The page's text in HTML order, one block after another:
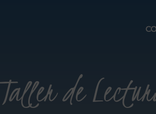
Taller de